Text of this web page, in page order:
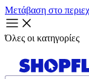
Μετάβαση στο
Όλες οι κατηγορίες